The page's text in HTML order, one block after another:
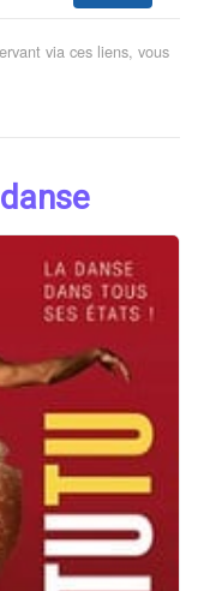
via ces liens, vous